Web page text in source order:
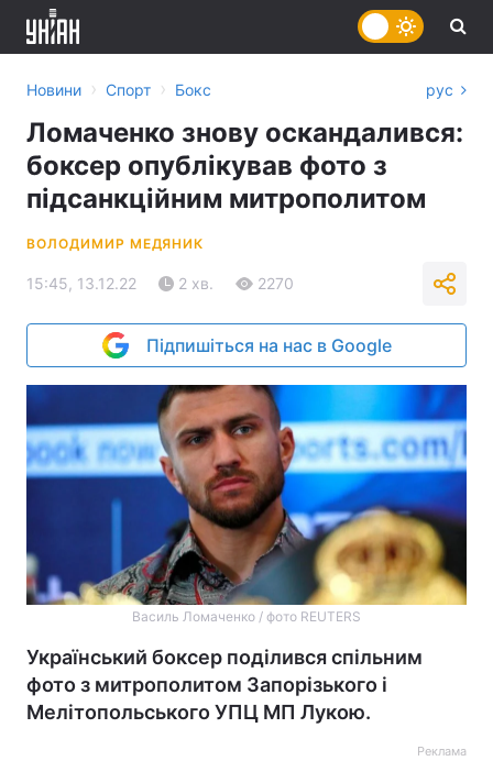
Новини › Спорт › Бокс рус
Ломаченко знову оскандалився:
боксер опублікував фото з
підсанкційним митрополитом
ВОЛОДИМИР МЕДЯНИК
15:45, 13.12.22 2 хв. 2270
Підпишіться на нас в Google
Василь Ломаченко / фото REUTERS
Український боксер поділився спільним
фото з митрополитом Запорізького і
Мелітопольського УПЦ МП Лукою.
Реклама